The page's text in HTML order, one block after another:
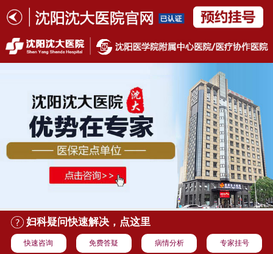
妇科疑问快速解决，点这里
快速咨询 免费答疑 病情分析 专家挂号